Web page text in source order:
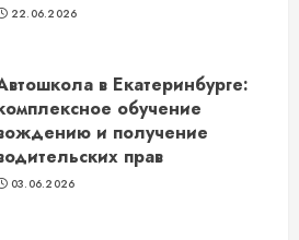
22.06.2026
в Екатеринбурге:
обучение
и получение
прав
03.06.2026